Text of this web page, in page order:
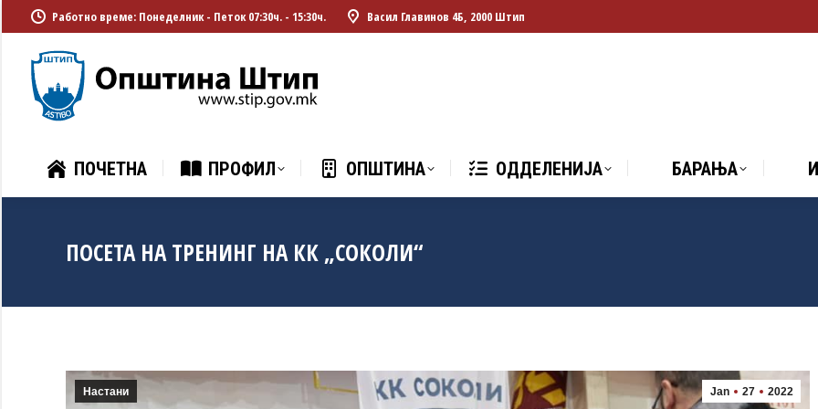
Работно време: Понеделник - Петок 07:30ч. - 15:30ч. Васил Главинов 4Б, 2000 Штип
ПОЧЕТНА ПРОФИЛ ОПШТИНА ОДДЕЛЕНИЈА БАРАЊА
ПОСЕТА НА ТРЕНИНГ НА КК „СОКОЛИ“
Jan 27 2022
Настани
ПОЧЕТНА ПРОФИЛ ОПШТИНА ОДДЕЛЕНИЈА БАРАЊА